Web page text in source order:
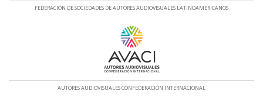
FEDERACIÓN DE SOCIEDADES DE AUTORES AUDIOVISUALES LATINOAMERICANOS
AUTORES AUDIOVISUALES CONFEDERACIÓN INTERNACIONAL